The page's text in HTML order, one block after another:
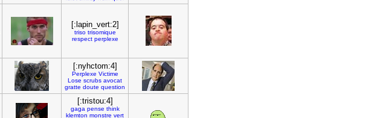
[:lapin_vert:2]
triso trisomique
respect perplexe
[:nyhctom:4]
Perplexe Victime
Lose scrubs avocat
gratte doute question
[:tristou:4]
gaga pense think
klemton monstre vert